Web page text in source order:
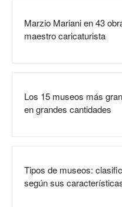
Marzio Mariani en 43
maestro caricaturista
Los 15 museos más
en grandes cantidades
Tipos de museos:
según sus